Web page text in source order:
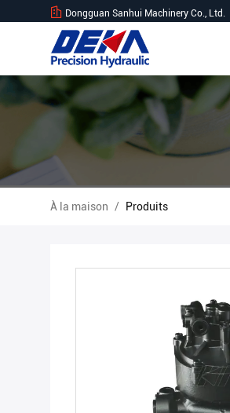
Dongguan Sanhui Machinery Co., Ltd.
À la maison / Produits